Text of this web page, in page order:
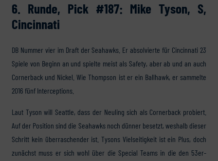
6. Runde, Pick #187: Mike Tyson, S,
Cincinnati
DB Nummer vier im Draft der Seahawks. Er absolvierte für Cincinnati 23
Spiele von Beginn an und spielte meist als Safety, aber ab und an auch
Cornerback und Nickel. Wie Thompson ist er ein Ballhawk, er sammelte
2016 fünf Interceptions.
Laut Tyson will Seattle, dass der Neuling sich als Cornerback probiert.
Auf der Position sind die Seahawks noch dünner besetzt, weshalb dieser
Schritt kein überraschender ist. Tysons Vielseitigkeit ist ein Plus, doch
zunächst muss er sich wohl über die Special Teams in die den 53er-